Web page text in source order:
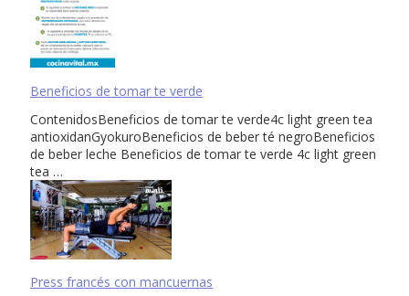
Beneficios de tomar te verde
ContenidosBeneficios de tomar te verde4c light green tea
antioxidanGyokuroBeneficios de beber té negroBeneficios
de beber leche Beneficios de tomar te verde 4c light green
tea …
Press francés con mancuernas